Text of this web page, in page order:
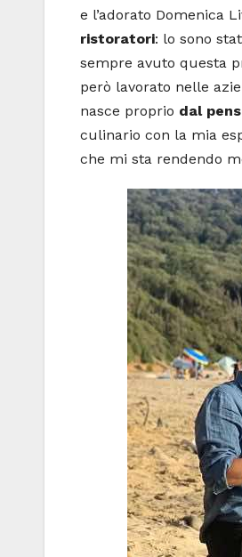
e l’adorato Domenica
ristoratori: lo sono
sempre avuto questa
però lavorato nelle
nasce proprio dal
culinario con la mia
che mi sta rendendo